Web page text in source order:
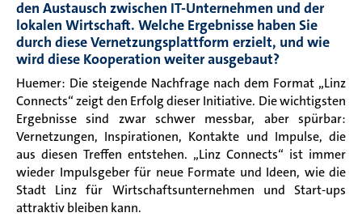
den Austausch zwischen IT-Unternehmen und der
lokalen Wirtschaft. Welche Ergebnisse haben Sie
durch diese Vernetzungsplattform erzielt, und wie
wird diese Kooperation weiter ausgebaut?
Huemer: Die steigende Nachfrage nach dem Format „Linz
Connects“ zeigt den Erfolg dieser Initiative. Die wichtigsten
Ergebnisse sind zwar schwer messbar, aber spürbar:
Vernetzungen, Inspirationen, Kontakte und Impulse, die
aus diesen Treffen entstehen. „Linz Connects“ ist immer
wieder Impulsgeber für neue Formate und Ideen, wie die
Stadt Linz für Wirtschaftsunternehmen und Start-ups
attraktiv bleiben kann.